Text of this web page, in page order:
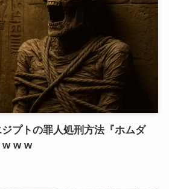
ジプトの罪人処刑方法『ホムダ
w w w